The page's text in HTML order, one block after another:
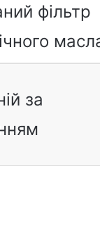
фільтр
за